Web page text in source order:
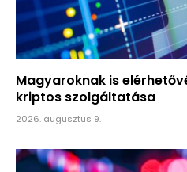
Magyaroknak is
kriptos szolgáltatása
2026. augusztus 9.